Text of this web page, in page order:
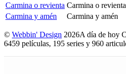
Carmina o revienta Carmina o revienta
Carmina y amén
Carmina y amén
© Webbin' Design 2026A día de hoy
6459 películas, 195 series y 960